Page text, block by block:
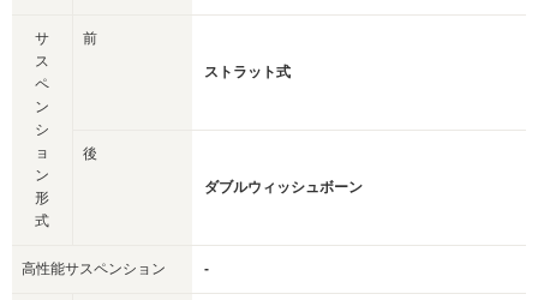
サ
ス
ペ
ン
シ
ョ
ン
形
式
前
ストラット式
後
ダブルウィッシュボーン
高性能サスペンション -